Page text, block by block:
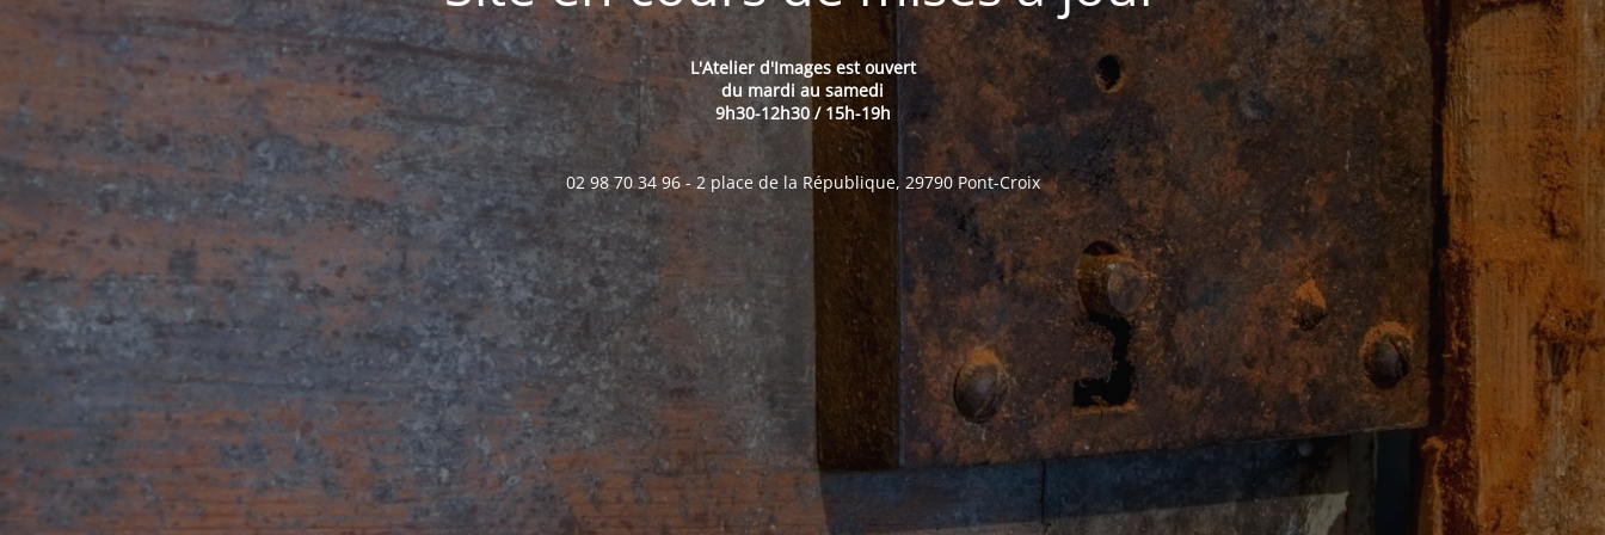
L'Atelier d'Images est ouvert
du mardi au samedi
9h30-12h30 / 15h-19h
02 98 70 34 96 - 2 place de la République, 29790 Pont-Croix